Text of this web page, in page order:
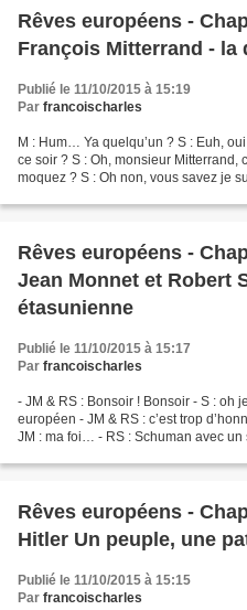
Rêves européens -
François Mitterrand - la
Publié le 11/10/2015 à 15:19
Par francoischarles
M : Hum… Ya quelqu’un ? S : Euh,
ce soir ? S : Oh, monsieur Mitterrand,
moquez ? S : Oh non, vous savez je
Rêves européens -
Jean Monnet et Robert
étasunienne
Publié le 11/10/2015 à 15:17
Par francoischarles
- JM & RS : Bonsoir ! Bonsoir - S : oh
européen - JM & RS : c’est trop
JM : ma foi… - RS : Schuman avec
Rêves européens -
Hitler Un peuple, une
Publié le 11/10/2015 à 15:15
Par francoischarles